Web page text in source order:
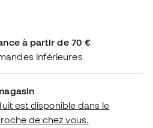
à partir de 70 €
inférieures
est disponible dans le
de chez vous.